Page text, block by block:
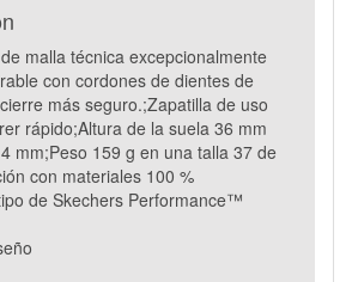
malla técnica excepcionalmente
con cordones de dientes de
más seguro.;Zapatilla de uso
rápido;Altura de la suela 36 mm
mm;Peso 159 g en una talla 37 de
con materiales 100 %
de Skechers Performance™